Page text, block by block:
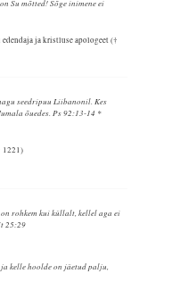
Su mõtted! Sõge inimene ei
ja kristluse apologeet (†
seedripuu Liibanonil. Kes
õuedes. Ps 92:13-14 *
1221)
rohkem kui küllalt, kellel aga ei
25:29
kelle hoolde on jäetud palju,